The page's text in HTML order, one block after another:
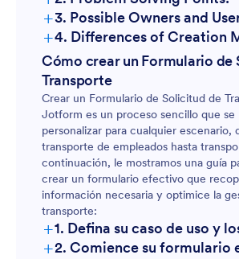
+3. Possible Owners and
+4. Differences of Creation
Cómo crear un Formulario de
Transporte
Crear un Formulario de Solicitud de
Jotform es un proceso sencillo que se
personalizar para cualquier escenario,
transporte de empleados hasta
continuación, le mostramos una guía
crear un formulario efectivo que
información necesaria y optimice la
transporte:
+1. Defina su caso de uso y
+2. Comience su formulario